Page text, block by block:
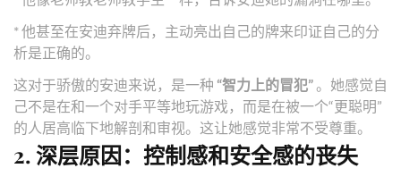
* 他甚至在安迪弃牌后，主动亮出自己的牌来印证自己的分
析是正确的。
这对于骄傲的安迪来说，是一种 “智力上的冒犯”。她感觉自
己不是在和一个对手平等地玩游戏，而是在被一个“更聪明”
的人居高临下地解剖和审视。这让她感觉非常不受尊重。
2. 深层原因：控制感和安全感的丧失